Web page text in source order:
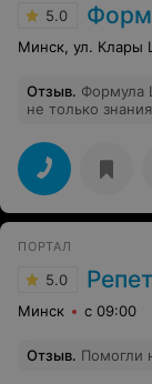
5.0
Минск, ул. Клары
Отзыв. Формула
не только
Михайловича, и
занятиями.
том, что они
обучения: чай,
мотивирующие
все время
учебы, а
книжных клубов
ПОРТАЛ
5.0
Минск с 09:00
Отзыв. Помогли